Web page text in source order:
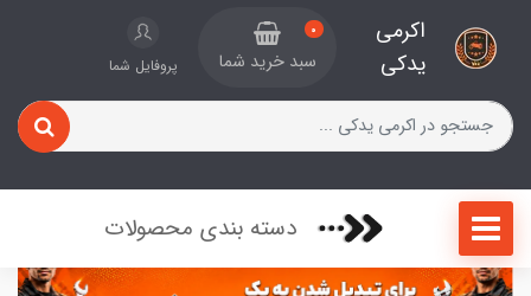
اکرمی
یدکی
0
سبد خرید شما پروفایل شما
دسته بندی محصولات